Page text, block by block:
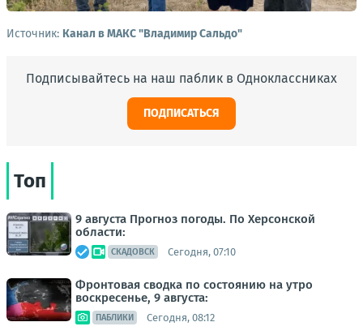
Источник: Канал в МАКС "Владимир Сальдо"
Подписывайтесь на наш паблик в Одноклассниках
ПОДПИСАТЬСЯ
Топ
9 августа Прогноз погоды. По Херсонской
области:
СКАДОВСК Сегодня, 07:10
Фронтовая сводка по состоянию на утро
воскресенье, 9 августа:
ПАБЛИКИ Сегодня, 08:12